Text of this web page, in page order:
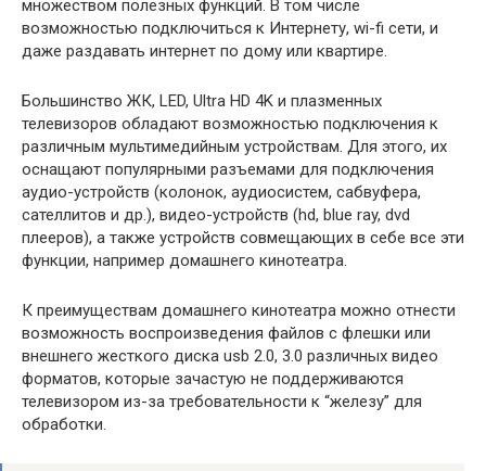
множеством полезных функций. В том числе
возможностью подключиться к Интернету, wi-fi сети, и
даже раздавать интернет по дому или квартире.
Большинство ЖК, LED, Ultra HD 4K и плазменных
телевизоров обладают возможностью подключения к
различным мультимедийным устройствам. Для этого, их
оснащают популярными разъемами для подключения
аудио-устройств (колонок, аудиосистем, сабвуфера,
сателлитов и др.), видео-устройств (hd, blue ray, dvd
плееров), а также устройств совмещающих в себе все эти
функции, например домашнего кинотеатра.
К преимуществам домашнего кинотеатра можно отнести
возможность воспроизведения файлов с флешки или
внешнего жесткого диска usb 2.0, 3.0 различных видео
форматов, которые зачастую не поддерживаются
телевизором из-за требовательности к “железу” для
обработки.